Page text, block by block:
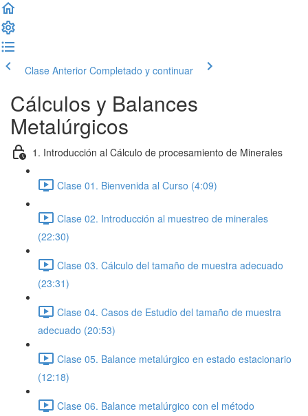
Clase Anterior Completado y continuar
Cálculos y Balances
Metalúrgicos
1. Introducción al Cálculo de procesamiento de Minerales
Clase 01. Bienvenida al Curso (4:09)
Clase 02. Introducción al muestreo de minerales
(22:30)
Clase 03. Cálculo del tamaño de muestra adecuado
(23:31)
Clase 04. Casos de Estudio del tamaño de muestra
adecuado (20:53)
Clase 05. Balance metalúrgico en estado estacionario
(12:18)
Clase 06. Balance metalúrgico con el método